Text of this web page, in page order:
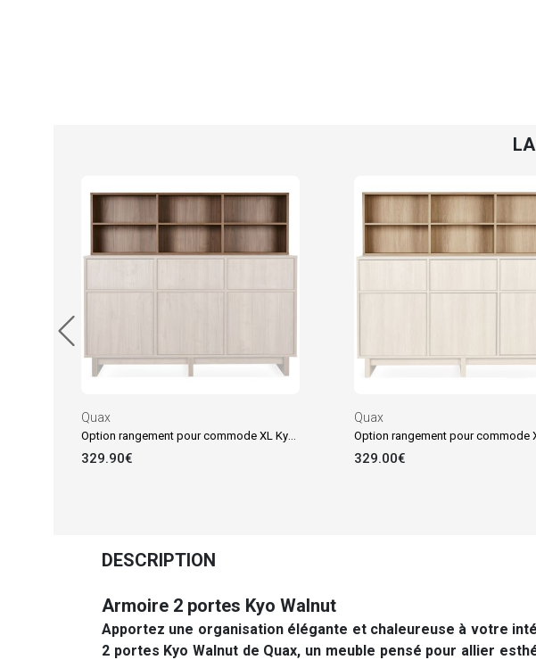
Quax
Option rangement pour commode XL Kyo Walnut
329.90€
Quax
329.00€
DESCRIPTION
Armoire 2 portes Kyo Walnut
Apportez une organisation élégante et chaleureuse à votre
2 portes Kyo Walnut de Quax, un meuble pensé pour allier